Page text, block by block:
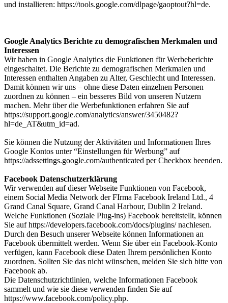
und installieren: https://tools.google.com/dlpage/gaoptout?hl=de.
Google Analytics Berichte zu demografischen Merkmalen und
Interessen
Wir haben in Google Analytics die Funktionen für Werbeberichte
eingeschaltet. Die Berichte zu demografischen Merkmalen und
Interessen enthalten Angaben zu Alter, Geschlecht und Interessen.
Damit können wir uns – ohne diese Daten einzelnen Personen
zuordnen zu können – ein besseres Bild von unseren Nutzern
machen. Mehr über die Werbefunktionen erfahren Sie auf
https://support.google.com/analytics/answer/3450482?
hl=de_AT&utm_id=ad.
Sie können die Nutzung der Aktivitäten und Informationen Ihres
Google Kontos unter “Einstellungen für Werbung” auf
https://adssettings.google.com/authenticated per Checkbox beenden.
Facebook Datenschutzerklärung
Wir verwenden auf dieser Webseite Funktionen von Facebook,
einem Social Media Network der FIrma Facebook Ireland Ltd., 4
Grand Canal Square, Grand Canal Harbour, Dublin 2 Ireland.
Welche Funktionen (Soziale Plug-ins) Facebook bereitstellt, können
Sie auf https://developers.facebook.com/docs/plugins/ nachlesen.
Durch den Besuch unserer Webseite können Informationen an
Facebook übermittelt werden. Wenn Sie über ein Facebook-Konto
verfügen, kann Facebook diese Daten Ihrem persönlichen Konto
zuordnen. Sollten Sie das nicht wünschen, melden Sie sich bitte von
Facebook ab.
Die Datenschutzrichtlinien, welche Informationen Facebook
sammelt und wie sie diese verwenden finden Sie auf
https://www.facebook.com/policy.php.